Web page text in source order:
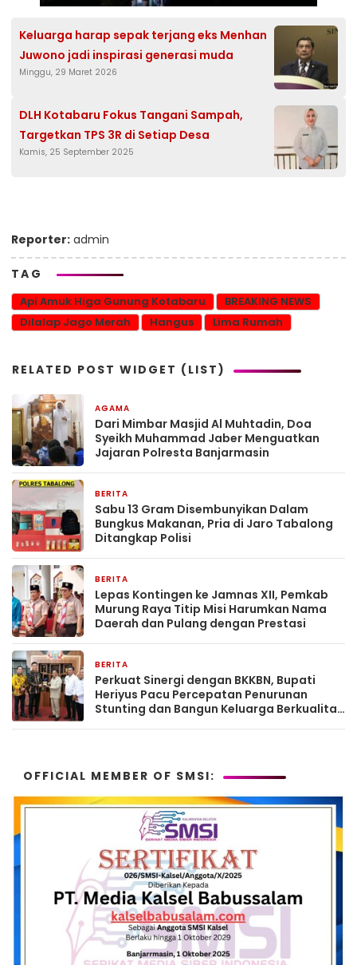
Keluarga harap sepak terjang eks Menhan
Juwono jadi inspirasi generasi muda
Minggu, 29 Maret 2026
DLH Kotabaru Fokus Tangani Sampah,
Targetkan TPS 3R di Setiap Desa
Kamis, 25 September 2025
Reporter: admin
TAG
Api Amuk Higa Gunung Kotabaru
BREAKING NEWS
Dilalap Jago Merah
Hangus Lima Rumah
RELATED POST WIDGET (LIST)
AGAMA
Dari Mimbar Masjid Al Muhtadin, Doa
Syeikh Muhammad Jaber Menguatkan
Jajaran Polresta Banjarmasin
BERITA
Sabu 13 Gram Disembunyikan Dalam
Bungkus Makanan, Pria di Jaro Tabalong
Ditangkap Polisi
BERITA
Lepas Kontingen ke Jamnas XII, Pemkab
Murung Raya Titip Misi Harumkan Nama
Daerah dan Pulang dengan Prestasi
BERITA
Perkuat Sinergi dengan BKKBN, Bupati
Heriyus Pacu Percepatan Penurunan
Stunting dan Bangun Keluarga Berkualitas
OFFICIAL MEMBER OF SMSI: